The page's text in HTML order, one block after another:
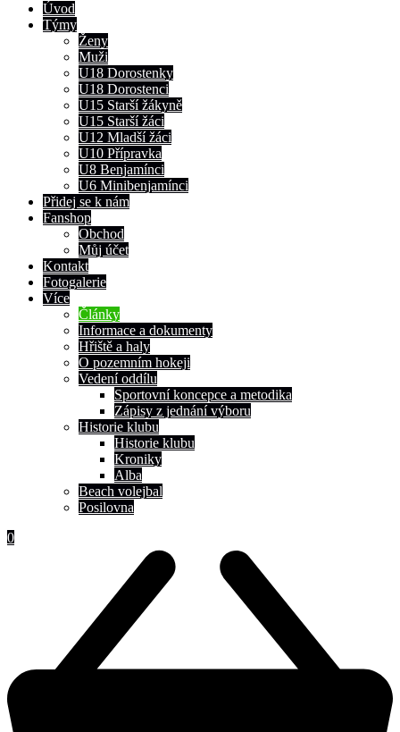
Úvod
Týmy
Ženy
Muži
U18 Dorostenky
U18 Dorostenci
U15 Starší žákyně
U15 Starší žáci
U12 Mladší žáci
U10 Přípravka
U8 Benjamínci
U6 Minibenjamínci
Přidej se k nám
Fanshop
Obchod
Můj účet
Kontakt
Fotogalerie
Více
Články
Informace a dokumenty
Hřiště a haly
O pozemním hokeji
Vedení oddílu
Sportovní koncepce a metodika
Zápisy z jednání výboru
Historie klubu
Historie klubu
Kroniky
Alba
Beach volejbal
Posilovna
0